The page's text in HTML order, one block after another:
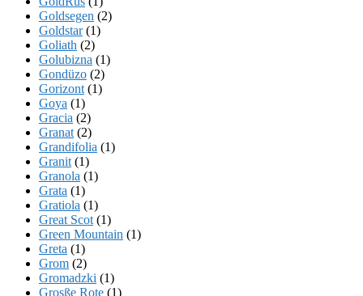
Goldsegen (2)
Goldstar(1)
Goliath (2)
Golubizna (1)
Gondüzo (2)
Gorizont (1)
Goya (1)
Gracia (2)
Granat (2)
Grandifolia (1)
Granit (1)
Granola (1)
Grata (1)
Gratiola (1)
Great Scot (1)
Green Mountain (1)
Greta (1)
Grom (2)
Gromadzki (1)
Grosße Rote (1)